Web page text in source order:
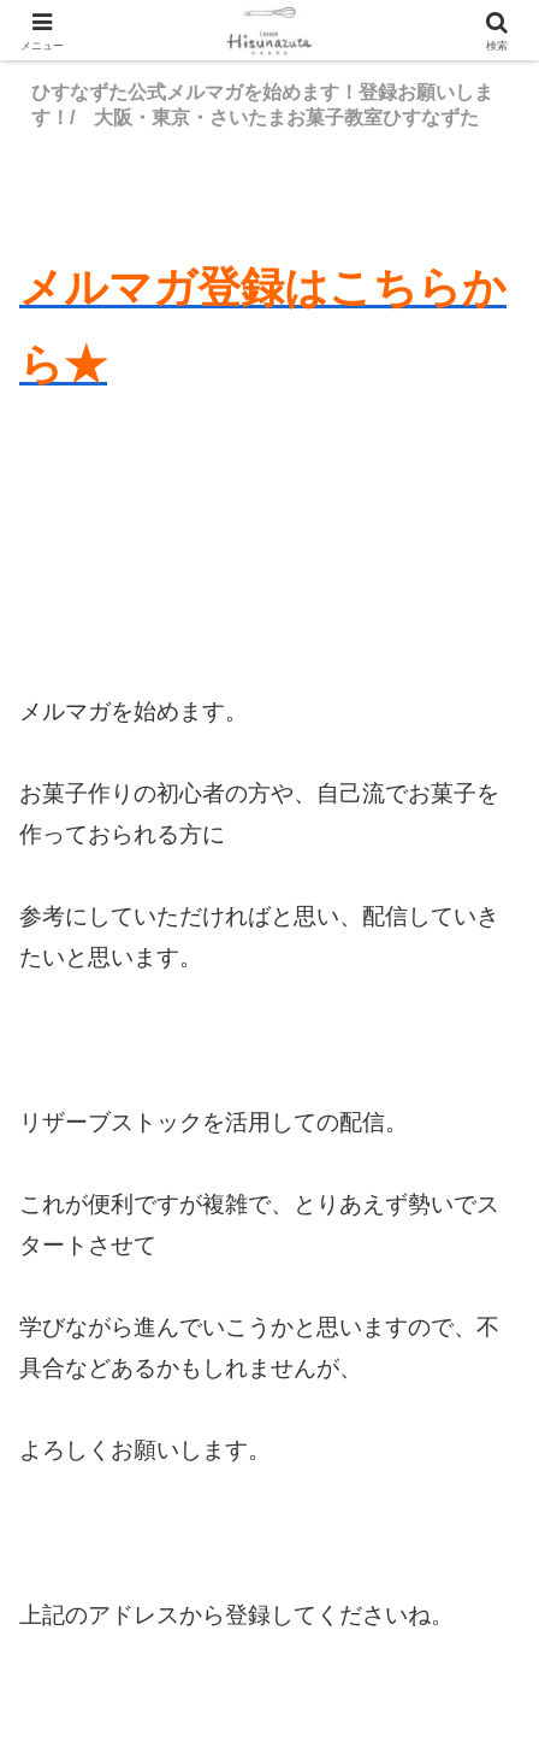
ひすなずた公式メルマガを始めます！登録お願いしま
す！/ 大阪・東京・さいたまお菓子教室ひすなずた
メルマガ登録はこちらか
ら★
メルマガを始めます。
お菓子作りの初心者の方や、自己流でお菓子を
作っておられる方に
参考にしていただければと思い、配信していき
たいと思います。
リザーブストックを活用しての配信。
これが便利ですが複雑で、とりあえず勢いでス
タートさせて
学びながら進んでいこうかと思いますので、不
具合などあるかもしれませんが、
よろしくお願いします。
上記のアドレスから登録してくださいね。
メニュー 検索